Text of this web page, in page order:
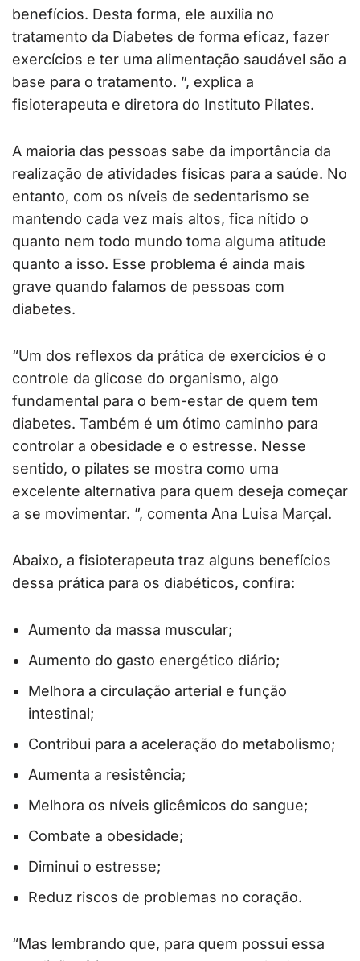
benefícios. Desta forma, ele auxilia no
tratamento da Diabetes de forma eficaz, fazer
exercícios e ter uma alimentação saudável são a
base para o tratamento. ”, explica a
fisioterapeuta e diretora do Instituto Pilates.
A maioria das pessoas sabe da importância da
realização de atividades físicas para a saúde. No
entanto, com os níveis de sedentarismo se
mantendo cada vez mais altos, fica nítido o
quanto nem todo mundo toma alguma atitude
quanto a isso. Esse problema é ainda mais
grave quando falamos de pessoas com
diabetes.
“Um dos reflexos da prática de exercícios é o
controle da glicose do organismo, algo
fundamental para o bem-estar de quem tem
diabetes. Também é um ótimo caminho para
controlar a obesidade e o estresse. Nesse
sentido, o pilates se mostra como uma
excelente alternativa para quem deseja começar
a se movimentar. ”, comenta Ana Luisa Marçal.
Abaixo, a fisioterapeuta traz alguns benefícios
dessa prática para os diabéticos, confira:
Aumento da massa muscular;
Aumento do gasto energético diário;
Melhora a circulação arterial e função
intestinal;
Contribui para a aceleração do metabolismo;
Aumenta a resistência;
Melhora os níveis glicêmicos do sangue;
Combate a obesidade;
Diminui o estresse;
Reduz riscos de problemas no coração.
“Mas lembrando que, para quem possui essa